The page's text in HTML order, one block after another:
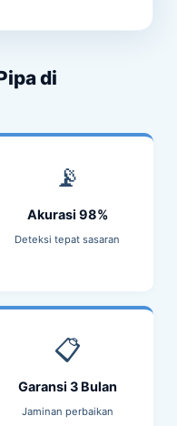
di
📡
Akurasi 98%
Deteksi tepat sasaran
📋
Garansi 3 Bulan
Jaminan perbaikan